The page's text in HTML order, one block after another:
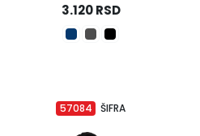
3.120 RSD
ŠIFRA
57084